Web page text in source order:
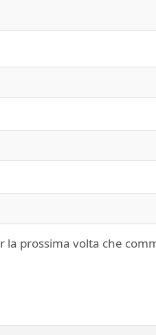
la prossima volta che